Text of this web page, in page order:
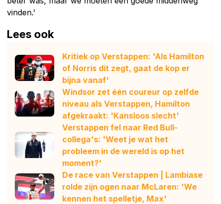
vinden.'
Lees ook
Kritiek op Verstappen: 'Als Hamilton
of Norris dit zegt, gaat de kop er
bijna vanaf'
Windsor zet één coureur op zelfde
niveau als Verstappen, Hamilton
afgekraakt: 'Kansloos slecht'
Verstappen fel naar Red Bull-
collega's: 'Weet je wat het
probleem in de wereld is op het
moment?'
De race van Verstappen | Lambiase
rolde zijn ogen naar McLaren: 'We
kennen het spelletje, Max'